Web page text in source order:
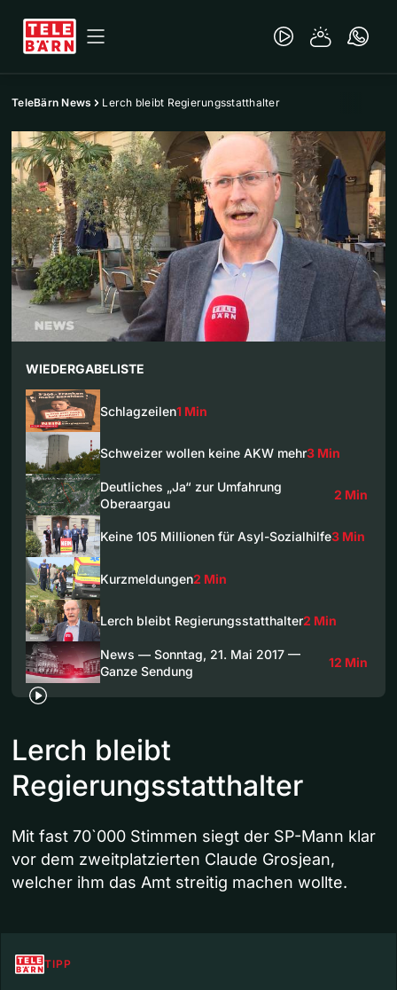
TeleBärn News Lerch bleibt Regierungsstatthalter
WIEDERGABELISTE
Schlagzeilen1 Min
Schweizer wollen keine AKW mehr3 Min
Deutliches „Ja“ zur Umfahrung
Oberaargau
2 Min
Keine 105 Millionen für Asyl-Sozialhilfe3 Min
Kurzmeldungen2 Min
Lerch bleibt Regierungsstatthalter2 Min
News — Sonntag, 21. Mai 2017 —
Ganze Sendung
12 Min
Lerch bleibt
Regierungsstatthalter
Mit fast 70`000 Stimmen siegt der SP-Mann klar
vor dem zweitplatzierten Claude Grosjean,
welcher ihm das Amt streitig machen wollte.
TIPP